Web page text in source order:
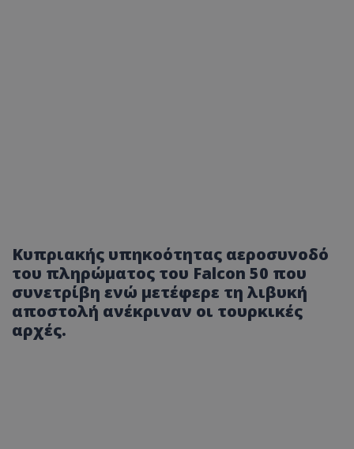
Κυπριακής υπηκοότητας αεροσυνοδό
του πληρώματος του Falcon 50 που
συνετρίβη ενώ μετέφερε τη λιβυκή
αποστολή ανέκριναν οι τουρκικές
αρχές.